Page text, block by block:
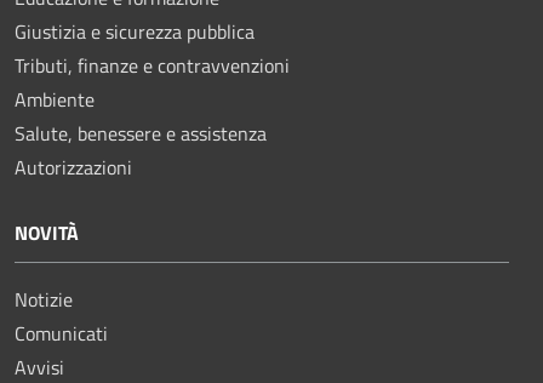
Giustizia e sicurezza pubblica
Tributi, finanze e contravvenzioni
Ambiente
Salute, benessere e assistenza
Autorizzazioni
NOVITÀ
Notizie
Comunicati
Avvisi